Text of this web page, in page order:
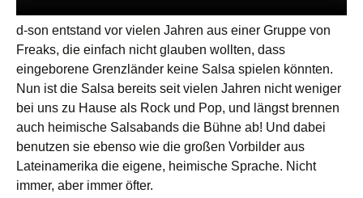
d-son entstand vor vielen Jahren aus einer Gruppe von
Freaks, die einfach nicht glauben wollten, dass
eingeborene Grenzländer keine Salsa spielen könnten.
Nun ist die Salsa bereits seit vielen Jahren nicht weniger
bei uns zu Hause als Rock und Pop, und längst brennen
auch heimische Salsabands die Bühne ab! Und dabei
benutzen sie ebenso wie die großen Vorbilder aus
Lateinamerika die eigene, heimische Sprache. Nicht
immer, aber immer öfter.